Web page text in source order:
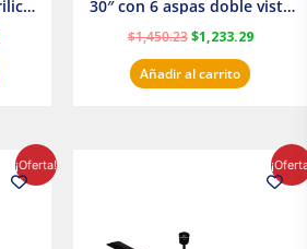
30″ con 6 aspas doble vista
Satinado Masterfan
$1,450.23 $1,233.29
Añadir al carrito
¡Oferta!
precio
actual